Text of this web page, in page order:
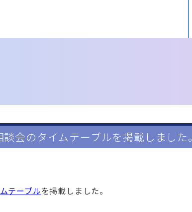
会のタイムテーブルを掲載しました。
テーブルを掲載しました。